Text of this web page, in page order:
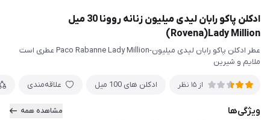
ادکلن پاکو رابان لیدی میلیون زنانه روونا 30 میل
Rovena)Lady Million)
عطر ادکلن پاکو رابان لیدی میلیون-Paco Rabanne Lady Million عطری است
ملایم و شیرین
از 15 نظر ادکلن های 100 میل علاقه‌مندی
ویژگی‌ها مشاهده همه